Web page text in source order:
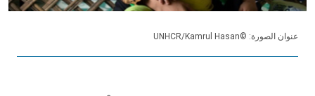
عنوان الصورة: ©UNHCR/Kamrul Hasan